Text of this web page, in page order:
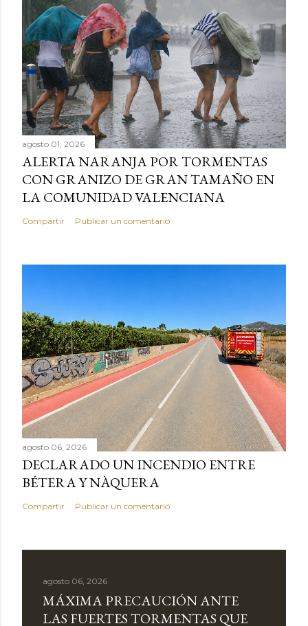
agosto 01, 2026
ALERTA NARANJA POR TORMENTAS
CON GRANIZO DE GRAN TAMAÑO EN
LA COMUNIDAD VALENCIANA
Compartir Publicar un comentario
agosto 06, 2026
DECLARADO UN INCENDIO ENTRE
BÉTERA Y NÀQUERA
Compartir Publicar un comentario
agosto 06, 2026
MÁXIMA PRECAUCIÓN ANTE
LAS FUERTES TORMENTAS QUE